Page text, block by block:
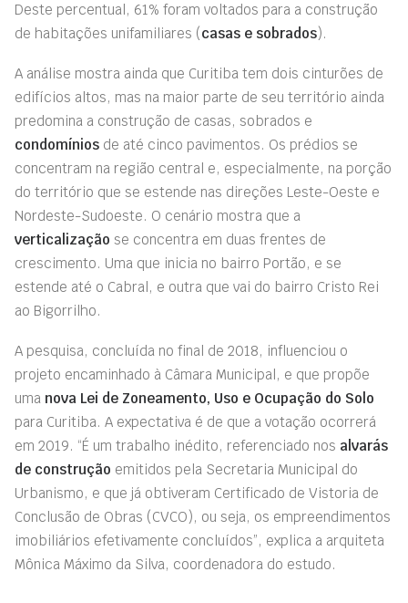
Deste percentual, 61% foram voltados para a construção
de habitações unifamiliares (casas e sobrados).
A análise mostra ainda que Curitiba tem dois cinturões de
edifícios altos, mas na maior parte de seu território ainda
predomina a construção de casas, sobrados e
condomínios de até cinco pavimentos. Os prédios se
concentram na região central e, especialmente, na porção
do território que se estende nas direções Leste-Oeste e
Nordeste-Sudoeste. O cenário mostra que a
verticalização se concentra em duas frentes de
crescimento. Uma que inicia no bairro Portão, e se
estende até o Cabral, e outra que vai do bairro Cristo Rei
ao Bigorrilho.
A pesquisa, concluída no final de 2018, influenciou o
projeto encaminhado à Câmara Municipal, e que propõe
uma nova Lei de Zoneamento, Uso e Ocupação do Solo
para Curitiba. A expectativa é de que a votação ocorrerá
em 2019. “É um trabalho inédito, referenciado nos alvarás
de construção emitidos pela Secretaria Municipal do
Urbanismo, e que já obtiveram Certificado de Vistoria de
Conclusão de Obras (CVCO), ou seja, os empreendimentos
imobiliários efetivamente concluídos”, explica a arquiteta
Mônica Máximo da Silva, coordenadora do estudo.